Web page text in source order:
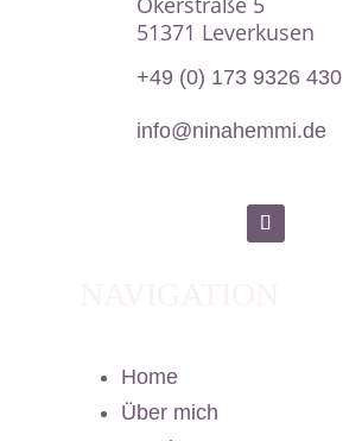
51371 Leverkusen
+49 (0) 173 9326 430
info@ninahemmi.de
Home
Über mich